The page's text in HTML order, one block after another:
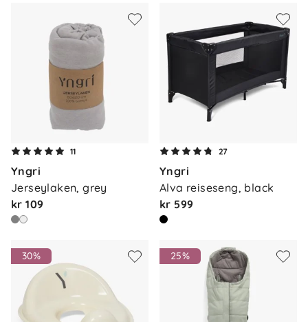
11
Yngri
Jerseylaken, grey
kr 109
27
Yngri
Alva reiseseng, black
kr 599
30% 25%